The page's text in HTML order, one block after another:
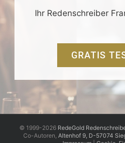
Ihr Redenschreiber
GRATIS
© 1999-2026 RedeGold
Co-Autoren, Altenhof 9, D-57074